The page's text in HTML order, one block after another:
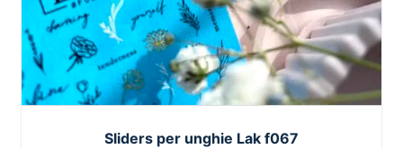
Sliders per unghie Lak f067